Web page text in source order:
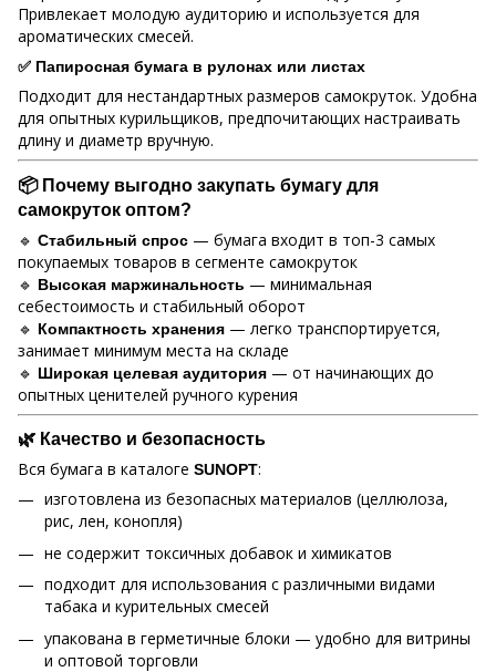
Привлекает молодую аудиторию и используется для
ароматических смесей.
✅ Папиросная бумага в рулонах или листах
Подходит для нестандартных размеров самокруток. Удобна
для опытных курильщиков, предпочитающих настраивать
длину и диаметр вручную.
📦 Почему выгодно закупать бумагу для
самокруток оптом?
🔹 Стабильный спрос — бумага входит в топ-3 самых
покупаемых товаров в сегменте самокруток
🔹 Высокая маржинальность — минимальная
себестоимость и стабильный оборот
🔹 Компактность хранения — легко транспортируется,
занимает минимум места на складе
🔹 Широкая целевая аудитория — от начинающих до
опытных ценителей ручного курения
🌿 Качество и безопасность
Вся бумага в каталоге SUNOPT:
изготовлена из безопасных материалов (целлюлоза,
рис, лен, конопля)
не содержит токсичных добавок и химикатов
подходит для использования с различными видами
табака и курительных смесей
упакована в герметичные блоки — удобно для витрины
и оптовой торговли